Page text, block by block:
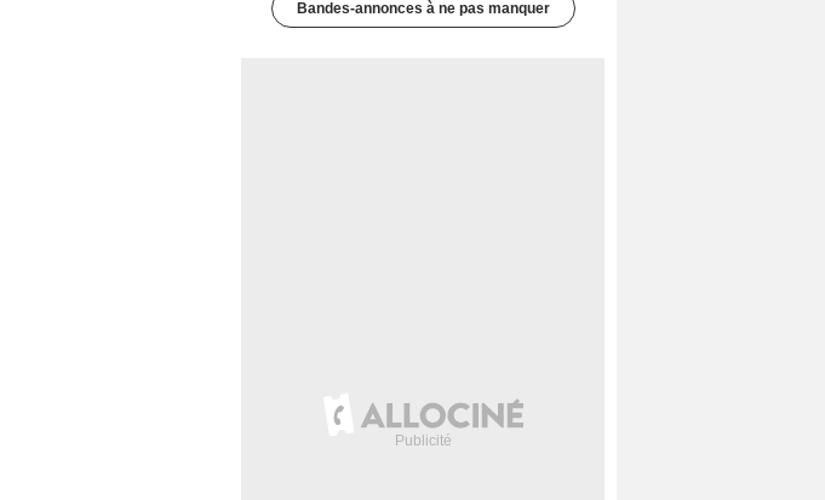
Bandes-annonces à ne pas manquer